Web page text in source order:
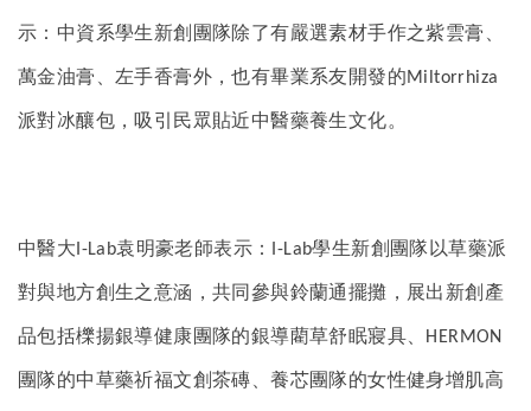
示：中資系學生新創團隊除了有嚴選素材手作之紫雲膏、
萬金油膏、左手香膏外，也有畢業系友開發的Miltorrhiza
派對冰釀包，吸引民眾貼近中醫藥養生文化。
中醫大 I-Lab袁明豪老師表示： I-Lab學生新創團隊以草藥派
對與地方創生之意涵，共同參與鈴蘭通擺攤，展出新創產
品包括櫟揚銀導健康團隊的銀導藺草舒眠寢具、 HERMON
團隊的中草藥祈福文創茶磚、養芯團隊的女性健身增肌高